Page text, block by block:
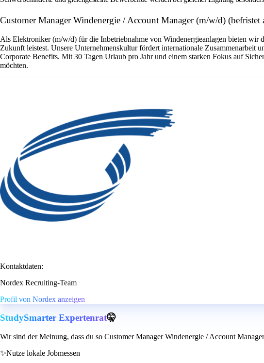
Customer Manager Windenergie / Account Manager (m/w/d)
Als Elektroniker (m/w/d) für die Inbetriebnahme von Windenergieanlagen bieten wir
Zukunft leistest. Unsere Unternehmenskultur fördert internationale Zusammenarbeit
Corporate Benefits. Mit 30 Tagen Urlaub pro Jahr und einem starken Fokus auf
möchten.
Kontaktdaten:
Nordex Recruiting-Team
Profil von Nordex anzeigen
StudySmarter Expertenrat🤫
Wir sind der Meinung, dass du so Customer Manager Windenergie / Account
✨Nutze lokale Jobmessen